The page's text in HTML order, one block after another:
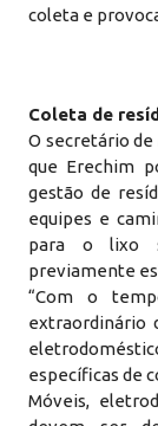
coleta e
Coleta de
O secretário
que Erechim
gestão de
equipes e
para o lixo
previamente
“Com o
extraordinário
específicas de
Móveis,